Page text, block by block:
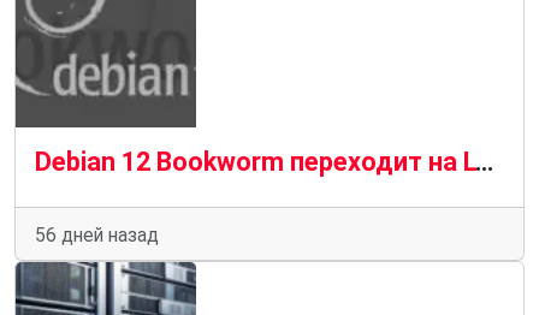
Debian 12 Bookworm переходит на LTS: поддержка безопасности продлена до июня 2028 года
56 дней назад